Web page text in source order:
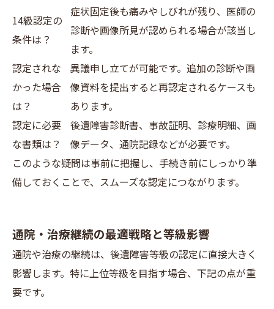
14級認定の
条件は？
症状固定後も痛みやしびれが残り、医師の
診断や画像所見が認められる場合が該当し
ます。
認定されな
かった場合
は？
異議申し立てが可能です。追加の診断や画
像資料を提出すると再認定されるケースも
あります。
認定に必要
な書類は？
後遺障害診断書、事故証明、診療明細、画
像データ、通院記録などが必要です。
このような疑問は事前に把握し、手続き前にしっかり準
備しておくことで、スムーズな認定につながります。
通院・治療継続の最適戦略と等級影響
通院や治療の継続は、後遺障害等級の認定に直接大きく
影響します。特に上位等級を目指す場合、下記の点が重
要です。